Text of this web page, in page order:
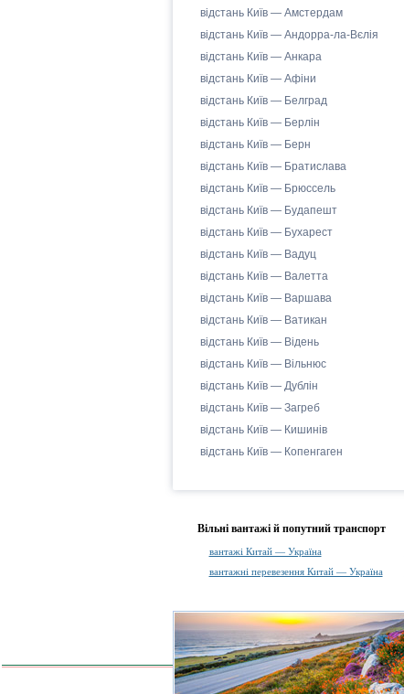
відстань Київ — Амстердам
відстань Київ — Андорра-ла-Вєлія
відстань Київ — Анкара
відстань Київ — Афіни
відстань Київ — Белград
відстань Київ — Берлін
відстань Київ — Берн
відстань Київ — Братислава
відстань Київ — Брюссель
відстань Київ — Будапешт
відстань Київ — Бухарест
відстань Київ — Вадуц
відстань Київ — Валетта
відстань Київ — Варшава
відстань Київ — Ватикан
відстань Київ — Відень
відстань Київ — Вільнюс
відстань Київ — Дублін
відстань Київ — Загреб
відстань Київ — Кишинів
відстань Київ — Копенгаген
Вільні вантажі й попутний транспорт
вантажі Китай — Україна
вантажні перевезення Китай — Україна